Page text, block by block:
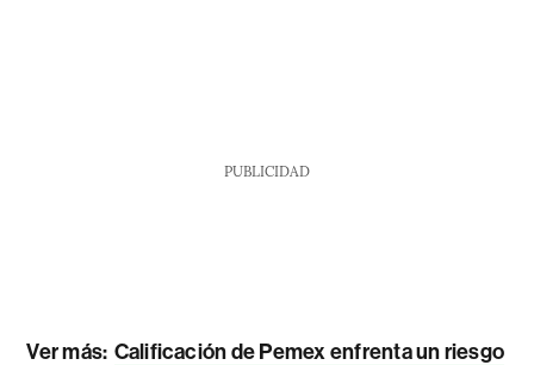
PUBLICIDAD
Ver más: Calificación de Pemex enfrenta un riesgo